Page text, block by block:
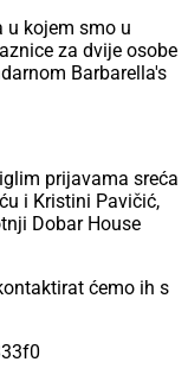
u kojem smo u
za dvije osobe
Barbarella's
prijavama sreća
i Kristini Pavičić,
Dobar House
ćemo ih s